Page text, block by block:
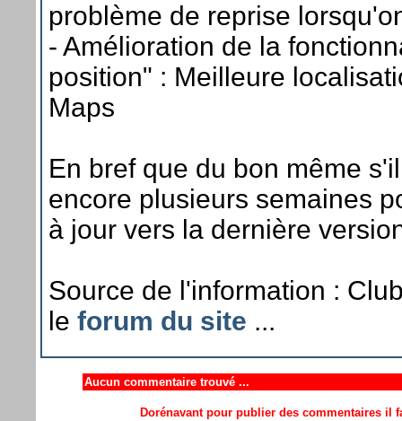
problème de reprise
- Amélioration de la
position" : Meilleure
Maps
En bref que du bon même
encore plusieurs semaines
à jour vers la dernière
Source de l'information :
le forum du site ...
Aucun commentaire trouvé ...
Dorénavant pour publier des commentaires il